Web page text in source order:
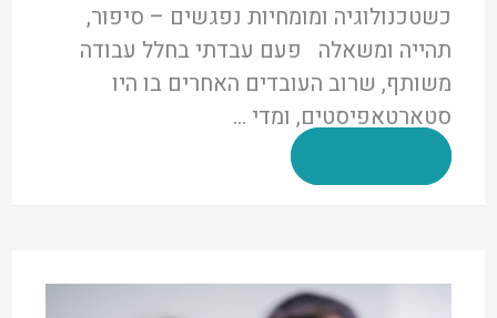
כשטכנולוגיה ומומחיות נפגשים – סיפור,
תהייה ומשאלה פעם עבדתי בחלל עבודה
משותף, שרוב העובדים האחרים בו היו
סטארטאפיסטים, ומדי …
נפגשים